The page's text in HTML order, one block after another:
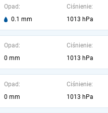
Opad:
0.1 mm
Ciśnienie:
1013 hPa
Opad:
0 mm
Ciśnienie:
1013 hPa
Opad:
0 mm
Ciśnienie:
1013 hPa